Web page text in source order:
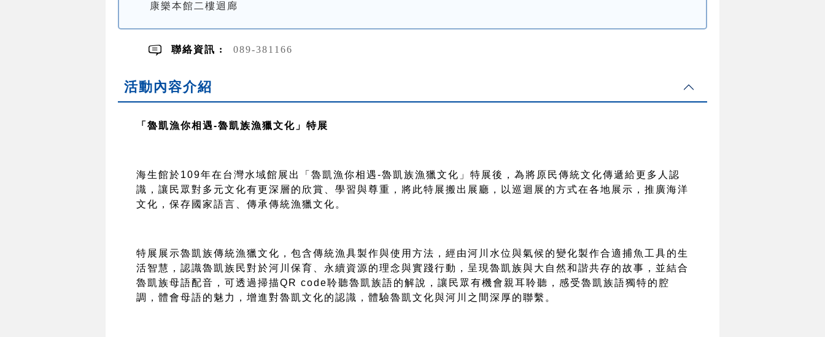
康樂本館二樓迴廊
聯絡資訊 : 089-381166
活動內容介紹
「魯凱漁你相遇-魯凱族漁獵文化」特展
海生館於109年在台灣水域館展出「魯凱漁你相遇-魯凱族漁獵文化」特展後，為將原民傳統文化傳遞給更多人認
識，讓民眾對多元文化有更深層的欣賞、學習與尊重，將此特展搬出展廳，以巡迴展的方式在各地展示，推廣海洋
文化，保存國家語言、傳承傳統漁獵文化。
特展展示魯凱族傳統漁獵文化，包含傳統漁具製作與使用方法，經由河川水位與氣候的變化製作合適捕魚工具的生
活智慧，認識魯凱族民對於河川保育、永續資源的理念與實踐行動，呈現魯凱族與大自然和諧共存的故事，並結合
魯凱族母語配音，可透過掃描QR code聆聽魯凱族語的解說，讓民眾有機會親耳聆聽，感受魯凱族語獨特的腔
調，體會母語的魅力，增進對魯凱文化的認識，體驗魯凱文化與河川之間深厚的聯繫。